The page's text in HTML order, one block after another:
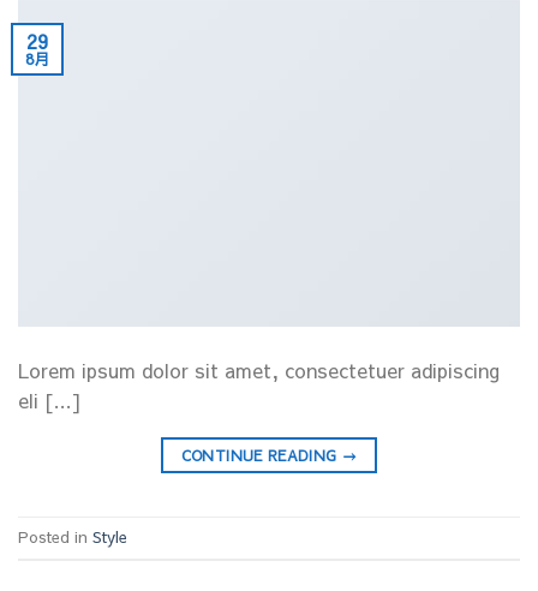
29
8月
Lorem ipsum dolor sit amet, consectetuer adipiscing
eli […]
CONTINUE READING →
Posted in Style